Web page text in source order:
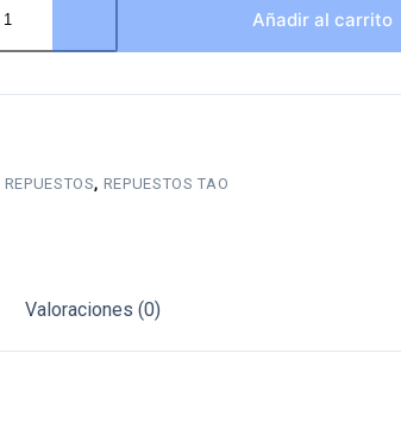
Añadir al carrito
REPUESTOS, REPUESTOS TAO
Valoraciones (0)